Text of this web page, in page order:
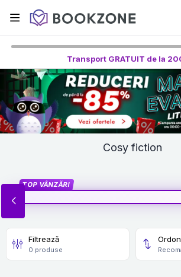
Transport GRATUIT de la
Cosy fiction
TOP VÂNZĂRI
Filtrează
0 produse